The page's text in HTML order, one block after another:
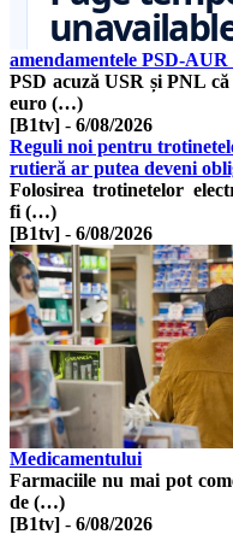
amendamentele PSD-
PSD acuză USR și PNL
euro (…)
[B1tv] - 6/08/2026
Reguli noi pentru
rutieră ar putea deveni
Folosirea trotinetelor
fi (…)
[B1tv] - 6/08/2026
Medicamentului
Farmaciile nu mai pot
de (…)
[B1tv] - 6/08/2026